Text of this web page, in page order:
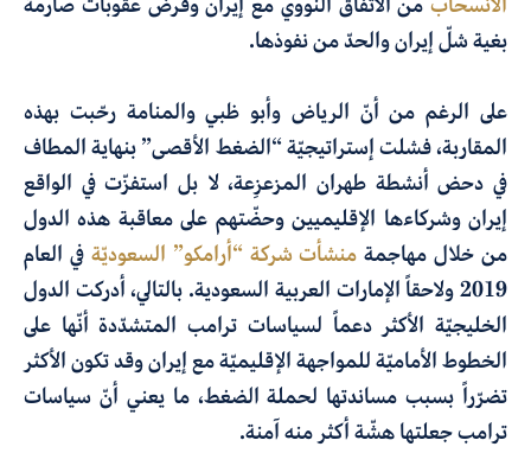
بغية شلّ إيران والحدّ من نفوذها.
على الرغم من أنّ الرياض وأبو ظبي والمنامة رحّبت بهذه
المقاربة، فشلت إستراتيجيّة “الضغط الأقصى” بنهاية المطاف
في دحض أنشطة طهران المزعزِعة، لا بل استفزّت في الواقع
إيران وشركاءها الإقليميين وحضّتهم على معاقبة هذه الدول
من خلال مهاجمة منشأت شركة “أرامكو” السعوديّة في العام
2019 ولاحقاً الإمارات العربية السعودية. بالتالي، أدركت الدول
الخليجيّة الأكثر دعماً لسياسات ترامب المتشدّدة أنّها على
الخطوط الأماميّة للمواجهة الإقليميّة مع إيران وقد تكون الأكثر
تضرّراً بسبب مساندتها لحملة الضغط، ما يعني أنّ سياسات
ترامب جعلتها هشّة أكثر منه آمنة.